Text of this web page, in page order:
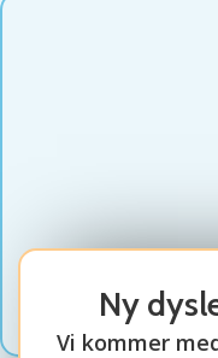
Ny
Vi kommer